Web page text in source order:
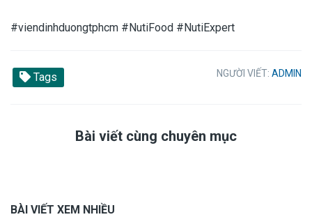
#viendinhduongtphcm #NutiFood #NutiExpert
Tags NGƯỜI VIẾT: ADMIN
Bài viết cùng chuyên mục
BÀI VIẾT XEM NHIỀU